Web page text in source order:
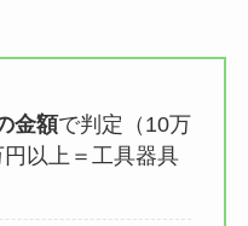
金額で判定（10万
以上＝工具器具